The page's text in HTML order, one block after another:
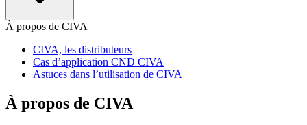
À propos de CIVA
CIVA, les distributeurs
Cas d’application CND CIVA
Astuces dans l’utilisation de CIVA
À propos de CIVA